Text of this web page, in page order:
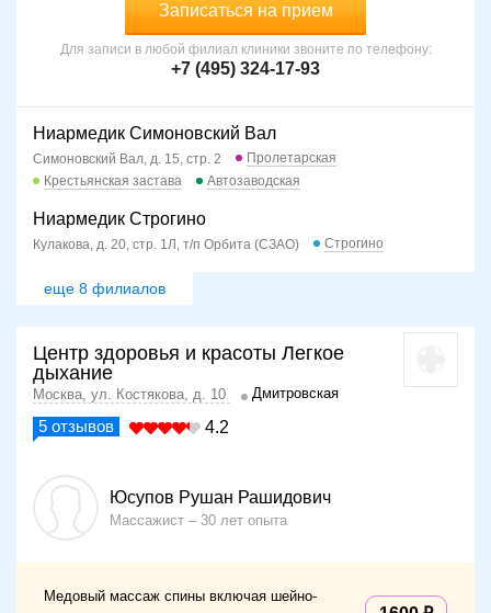
Записаться на прием
Для записи в любой филиал клиники звоните по телефону:
+7 (495) 324-17-93
Ниармедик Симоновский Вал
Симоновский Вал, д. 15, стр. 2
Пролетарская
Крестьянская застава
Автозаводская
Ниармедик Строгино
Кулакова, д. 20, стр. 1Л, т/п Орбита (СЗАО) Строгино
еще 8 филиалов
Центр здоровья и красоты Легкое
дыхание
Москва, ул. Костякова, д. 10 Дмитровская
5 отзывов 4.2
Юсупов Рушан Рашидович
Массажист 30 лет опыта
Медовый массаж спины включая шейно-